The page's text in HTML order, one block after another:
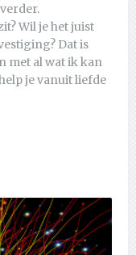
Wil je het juist
Dat is
met al wat ik kan
je vanuit liefde